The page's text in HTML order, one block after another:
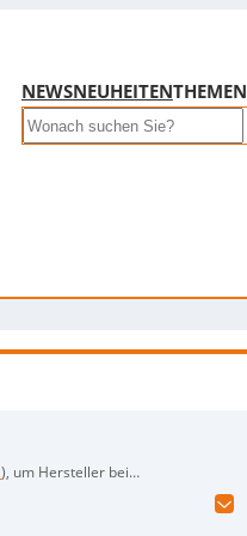
NEWSNEUHEITENTHEMEN
Search
), um Hersteller bei